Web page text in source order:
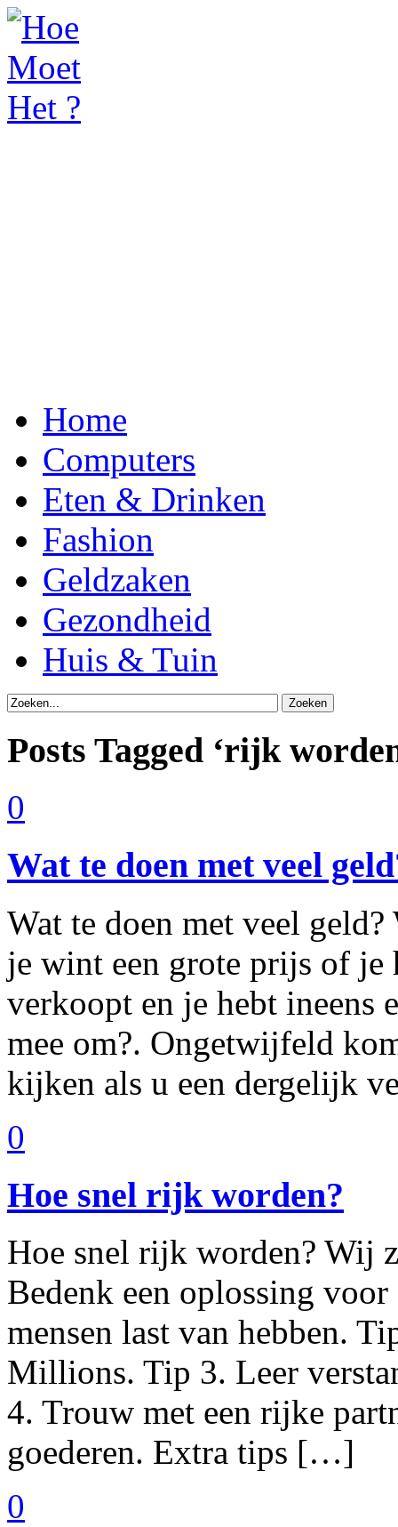
Home
Computers
Eten & Drinken
Fashion
Geldzaken
Gezondheid
Huis & Tuin
Posts Tagged ‘rijk
0
Wat te doen met veel
Wat te doen met veel
je wint een grote prijs of je
verkoopt en je hebt ineens
mee om?. Ongetwijfeld
kijken als u een dergelijk
0
Hoe snel rijk worden?
Hoe snel rijk worden? Wij
Bedenk een oplossing
mensen last van hebben.
Millions. Tip 3. Leer
4. Trouw met een rijke
goederen. Extra tips […]
0